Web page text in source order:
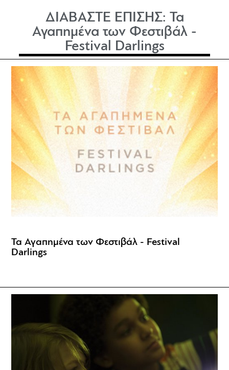
ΔΙΑΒΑΣΤΕ ΕΠΙΣΗΣ: Τα
Αγαπημένα των Φεστιβάλ -
Festival Darlings
Τα Αγαπημένα των Φεστιβάλ - Festival
Darlings